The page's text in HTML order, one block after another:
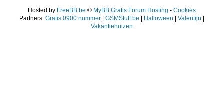
Hosted by FreeBB.be © MyBB Gratis Forum Hosting - Cookies
Partners: Gratis 0900 nummer GSMStuff.be Halloween Valentijn
Vakantiehuizen